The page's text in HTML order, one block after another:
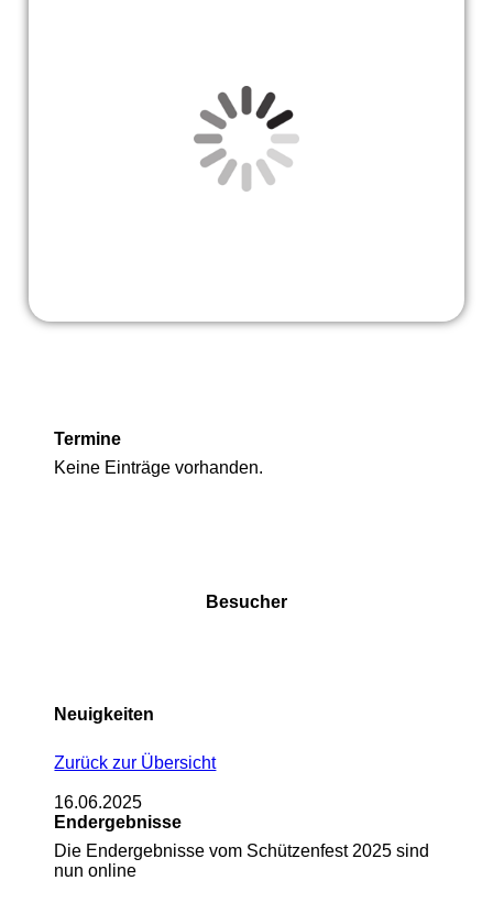
Termine
Keine Einträge vorhanden.
Besucher
Neuigkeiten
Zurück zur Übersicht
16.06.2025
Endergebnisse
Die Endergebnisse vom Schützenfest 2025 sind
nun online